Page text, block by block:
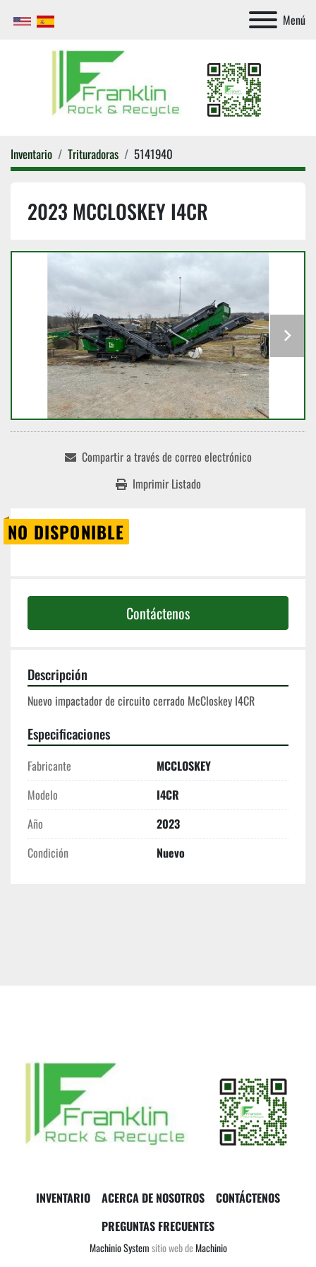
Menú
Inventario Trituradoras 5141940
2023 MCCLOSKEY I4CR
Compartir a través de correo electrónico
Imprimir Listado
NO DISPONIBLE
Contáctenos
Descripción
Nuevo impactador de circuito cerrado McCloskey I4CR
Especificaciones
Fabricante
MCCLOSKEY
Modelo
I4CR
Año
2023
Condición
Nuevo
INVENTARIO ACERCA DE NOSOTROS
CONTÁCTENOS
PREGUNTAS FRECUENTES
Machinio Systemsitio web deMachinio